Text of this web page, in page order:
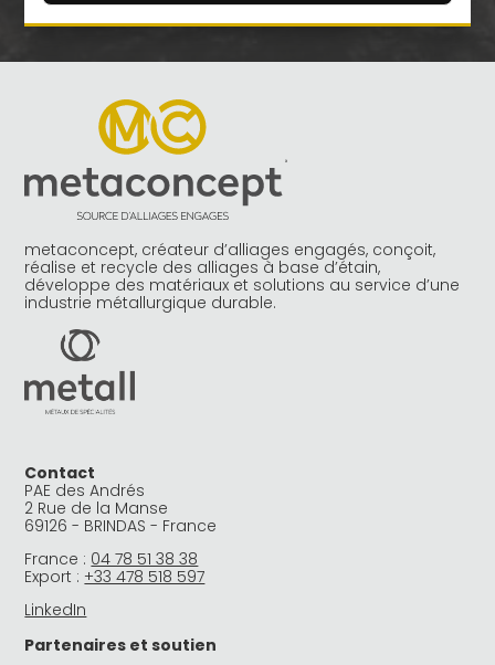
t
t
i
:
metaconcept, créateur d’alliages engagés, conçoit,
réalise et recycle des alliages à base d’étain,
développe des matériaux et solutions au service d’une
industrie métallurgique durable.
Contact
PAE des Andrés
2 Rue de la Manse
69126 - BRINDAS - France
France : 04 78 51 38 38
Export : +33 478 518 597
LinkedIn
Partenaires et soutien